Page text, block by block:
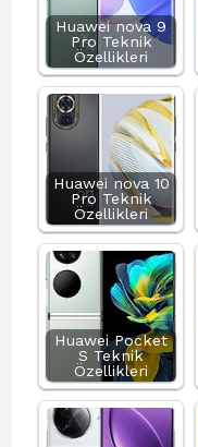
Huawei nova 9
Pro Teknik
Özellikleri
Huawei nova 10
Pro Teknik
Özellikleri
Huawei Pocket
S Teknik
Özellikleri